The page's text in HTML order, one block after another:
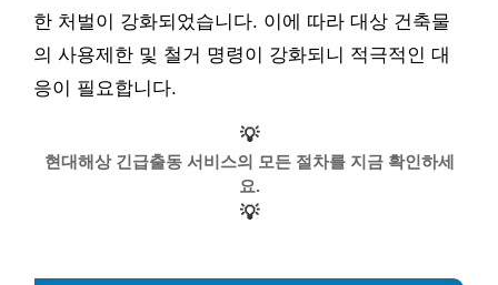
한 처벌이 강화되었습니다. 이에 따라 대상 건축물
의 사용제한 및 철거 명령이 강화되니 적극적인 대
응이 필요합니다.
💡
현대해상 긴급출동 서비스의 모든 절차를 지금 확인하세
요.
💡